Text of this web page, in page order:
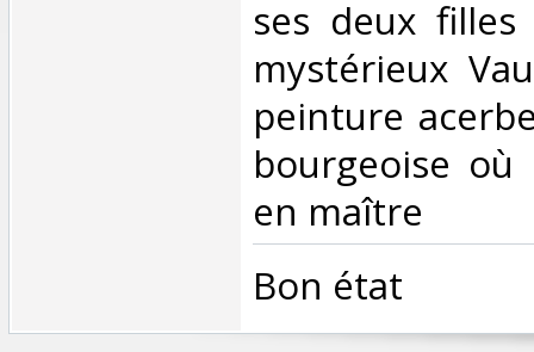
ses deux
mystérieux
peinture
bourgeoise
en maître‎
‎Bon état‎